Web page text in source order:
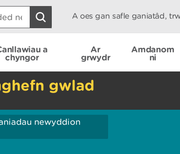
A oes gan safle ganiatâd,
a
chyngor
Ar
grwydr
Amdanom
ni
gwlad
newyddion